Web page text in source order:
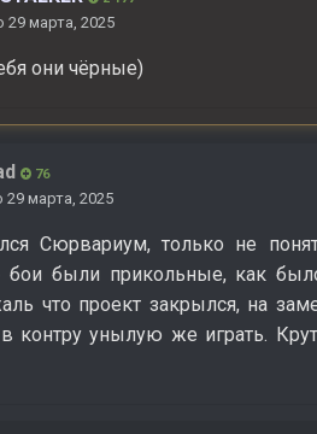
29 марта, 2025
они чёрные)
76
29 марта, 2025
Сюрвариум, только не
бои были прикольные, как
что проект закрылся, на
контру унылую же играть.